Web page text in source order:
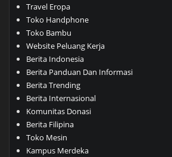
Travel Eropa
Toko Handphone
Toko Bambu
Website Peluang Kerja
Berita Indonesia
Berita Panduan Dan Informasi
Berita Trending
Berita Internasional
Komunitas Donasi
Berita Filipina
Toko Mesin
Kampus Merdeka